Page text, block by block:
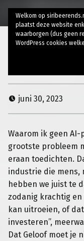
juni 30, 2023
Waarom ik geen
grootste probleem
eraan toedichten.
industrie die mens,
hebben we juist te
zodanig krachtig en
kan uitroeien, of dat
investeren’’,
Dat Geloof moet je
Welkom op
plaatst deze website
waarborgen (dus geen
WordPress cookies